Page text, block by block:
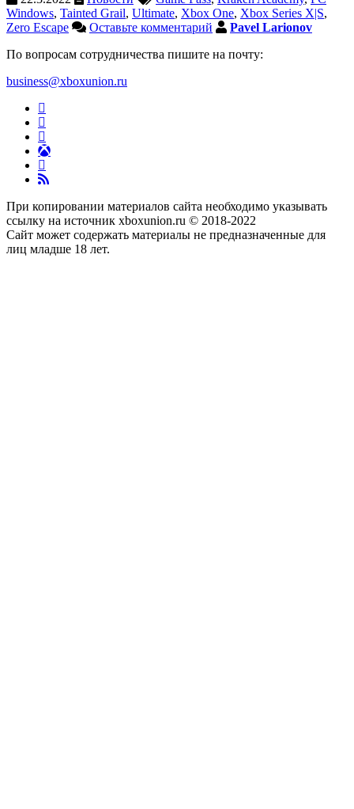
Windows, Tainted Grail, Ultimate, Xbox One, Xbox Series X|S,
Zero Escape
Оставьте комментарий
Pavel Larionov
По вопросам сотрудничества пишите на почту:
business@xboxunion.ru
При копировании материалов сайта необходимо указывать
ссылку на источник xboxunion.ru © 2018-2022
Сайт может содержать материалы не предназначенные для
лиц младше 18 лет.